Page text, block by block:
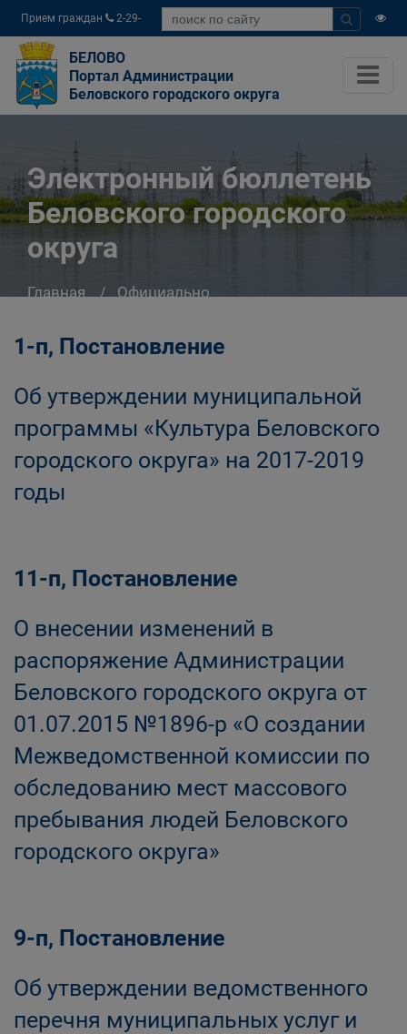
Прием граждан
2-29-
04
БЕЛОВО
Портал Администрации
Беловского городского округа
Электронный бюллетень
Беловского городского
округа
Главная
Официально
городского округа
1-п, Постановление
Об утверждении муниципальной
программы «Культура Беловского
городского округа» на 2017-2019
годы
11-п, Постановление
О внесении изменений в
распоряжение Администрации
Беловского городского округа от
01.07.2015 №1896-р «О создании
Межведомственной комиссии по
обследованию мест массового
пребывания людей Беловского
городского округа»
9-п, Постановление
Об утверждении ведомственного
перечня муниципальных услуг и